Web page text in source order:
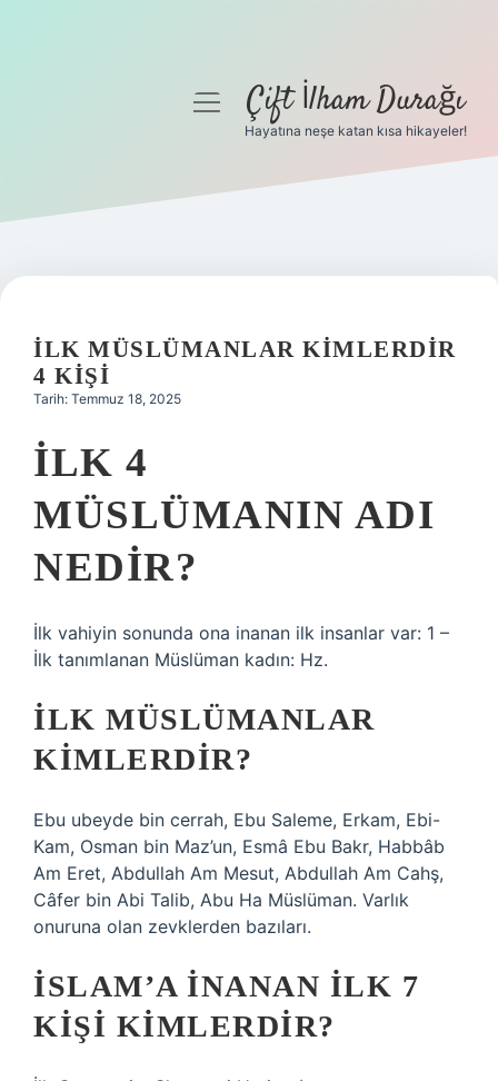
Gizlilik Politikası
Yasal Uyarı
menüyüÇift İlham Durağı
Hayatına neşe katan kısa hikayeler!
İLK MÜSLÜMANLAR KIMLERDIR
4 KIŞI
Tarih: Temmuz 18, 2025
İLK 4
MÜSLÜMANIN ADI
NEDIR?
İlk vahiyin sonunda ona inanan ilk insanlar var: 1 –
İlk tanımlanan Müslüman kadın: Hz.
İLK MÜSLÜMANLAR
KIMLERDIR?
Ebu ubeyde bin cerrah, Ebu Saleme, Erkam, Ebi-
Kam, Osman bin Maz’un, Esmâ Ebu Bakr, Habbâb
Am Eret, Abdullah Am Mesut, Abdullah Am Cahş,
Câfer bin Abi Talib, Abu Ha Müslüman. Varlık
onuruna olan zevklerden bazıları.
İSLAM’A INANAN ILK 7
KIŞI KIMLERDIR?